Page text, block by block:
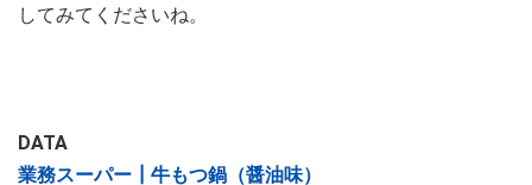
してみてくださいね。
DATA
業務スーパー┃牛もつ鍋（醤油味）